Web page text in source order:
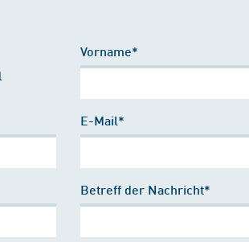
Vorname*
E-Mail*
Betreff der Nachricht*